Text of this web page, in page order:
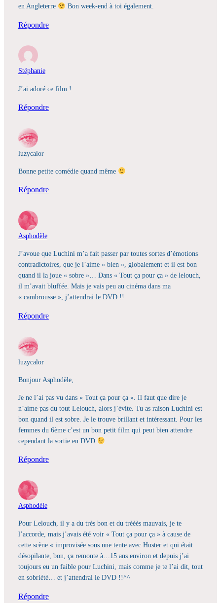
en Angleterre Bon week-end à toi également.
Répondre
Stéphanie
J’ai adoré ce film !
Répondre
luzycalor
Bonne petite comédie quand même
Répondre
Asphodèle
J’avoue que Luchini m’a fait passer par toutes sortes d’émotions
contradictoires, que je l’aime « bien », globalement et il est bon
quand il la joue « sobre »… Dans « Tout ça pour ça » de lelouch,
il m’avait bluffée. Mais je vais peu au cinéma dans ma
« cambrousse », j’attendrai le DVD !!
Répondre
luzycalor
Bonjour Asphodèle,
Je ne l’ai pas vu dans « Tout ça pour ça ». Il faut que dire je
n’aime pas du tout Lelouch, alors j’évite. Tu as raison Luchini est
bon quand il est sobre. Je le trouve brillant et intéressant. Pour les
femmes du 6ème c’est un bon petit film qui peut bien attendre
cependant la sortie en DVD
Répondre
Asphodèle
Pour Lelouch, il y a du très bon et du trèèès mauvais, je te
l’accorde, mais j’avais été voir « Tout ça pour ça » à cause de
cette scène « improvisée sous une tente avec Huster et qui était
désopilante, bon, ça remonte à…15 ans environ et depuis j’ai
toujours eu un faible pour Luchini, mais comme je te l’ai dit, tout
en sobriété… et j’attendrai le DVD !!^^
Répondre